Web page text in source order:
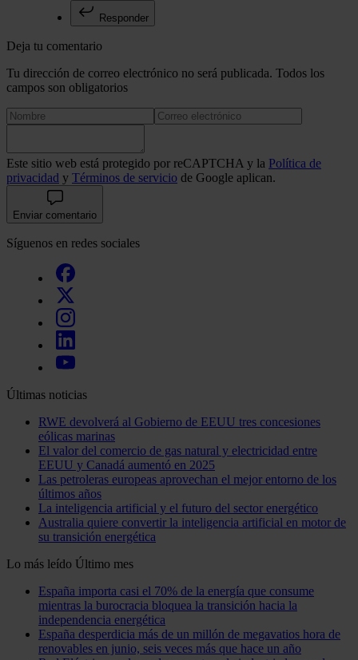
Responder
Deja tu comentario
Tu dirección de correo electrónico no será publicada. Todos los
campos son obligatorios
Este sitio web está protegido por reCAPTCHA y la Política de
privacidad y Términos de servicio de Google aplican.
Enviar comentario
Síguenos en redes sociales
Últimas noticias
RWE devolverá al Gobierno de EEUU tres concesiones
eólicas marinas
El valor del comercio de gas natural y electricidad entre
EEUU y Canadá aumentó en 2025
Las petroleras europeas aprovechan el mejor entorno de los
últimos años
La inteligencia artificial y el futuro del sector energético
Australia quiere convertir la inteligencia artificial en motor de
su transición energética
Lo más leído Último mes
España importa casi el 70% de la energía que consume
mientras la burocracia bloquea la transición hacia la
independencia energética
España desperdicia más de un millón de megavatios hora de
renovables en junio, seis veces más que hace un año